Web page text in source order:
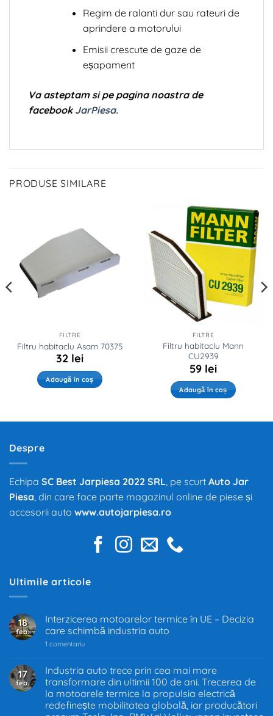
Regim de ralanti dur sau rateuri de
aprindere a motorului
Emisii crescute de gaze de
eșapament
Va asteptam si pe pagina noastra de
facebook JarPiesa.
PRODUSE SIMILARE
FILTRE
Filtru habitaclu Asam 70375
32 lei
Adaugă în coș
FILTRE
Filtru habitaclu Mann
CU2939
59 lei
Adaugă în coș
Despre
Echipa SC Best Jarpiesa 2022 SRL , pe scurt Auto Jar
Piesa , din care face parte magazinul online de piese și
accesorii auto www.autojarpiesa.ro
Ultimile articole
18
feb.
Interzicerea motoarelor termice în UE – Decizia
care schimbă industria auto
1 comentariula
termice
în
UE
–
Decizia
care
17
feb.
Industria auto trece prin cea mai mare
transformare din ultimii 100 de ani. Trecerea de
la motoarele termice la propulsia electrică
redefinește mobilitatea globală, iar producători